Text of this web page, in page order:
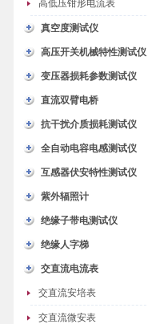
高低压钳形电流表
真空度测试仪
高压开关机械特性测试仪
变压器损耗参数测试仪
直流双臂电桥
抗干扰介质损耗测试仪
全自动电容电感测试仪
互感器伏安特性测试仪
紫外辐照计
绝缘子带电测试仪
绝缘人字梯
交直流电流表
交直流安培表
交直流微安表